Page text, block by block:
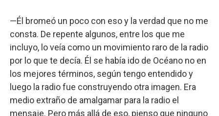
—Él bromeó un poco con eso y la verdad que no me
consta. De repente algunos, entre los que me
incluyo, lo veía como un movimiento raro de la radio
por lo que te decía. Él se había ido de Océano no en
los mejores términos, según tengo entendido y
luego la radio fue construyendo otra imagen. Era
medio extraño de amalgamar para la radio el
mensaje. Pero más allá de eso, pienso que ninguno